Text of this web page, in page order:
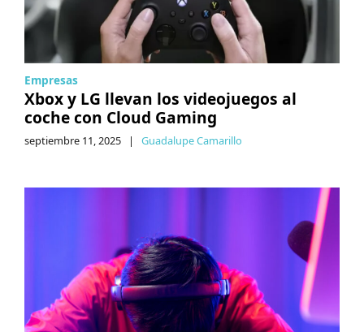
Empresas
Xbox y LG llevan los videojuegos al
coche con Cloud Gaming
septiembre 11, 2025 | Guadalupe Camarillo